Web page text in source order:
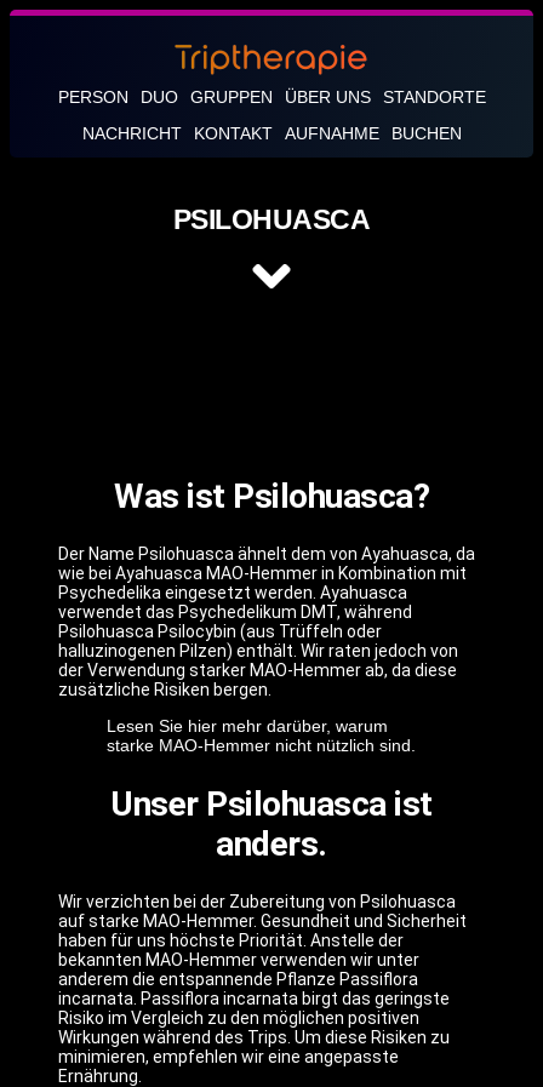
PERSON DUO GRUPPEN ÜBER UNS
STANDORTE
NACHRICHT
KONTAKT AUFNAHME BUCHEN
PSILOHUASCA
Was ist Psilohuasca?
Der Name Psilohuasca ähnelt dem von Ayahuasca, da
wie bei Ayahuasca MAO-Hemmer in Kombination mit
Psychedelika eingesetzt werden. Ayahuasca
verwendet das Psychedelikum DMT, während
Psilohuasca Psilocybin (aus Trüffeln oder
halluzinogenen Pilzen) enthält. Wir raten jedoch von
der Verwendung starker MAO-Hemmer ab, da diese
zusätzliche Risiken bergen.
Lesen Sie hier mehr darüber, warum
starke MAO-Hemmer nicht nützlich sind.
Unser Psilohuasca ist
anders.
Wir verzichten bei der Zubereitung von Psilohuasca
auf starke MAO-Hemmer. Gesundheit und Sicherheit
haben für uns höchste Priorität. Anstelle der
bekannten MAO-Hemmer verwenden wir unter
anderem die entspannende Pflanze Passiflora
incarnata. Passiflora incarnata birgt das geringste
Risiko im Vergleich zu den möglichen positiven
Wirkungen während des Trips. Um diese Risiken zu
minimieren, empfehlen wir eine angepasste
Ernährung.